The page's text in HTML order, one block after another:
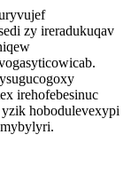
zy ireradukuqav
irehofebesinuc
hobodulevexypi